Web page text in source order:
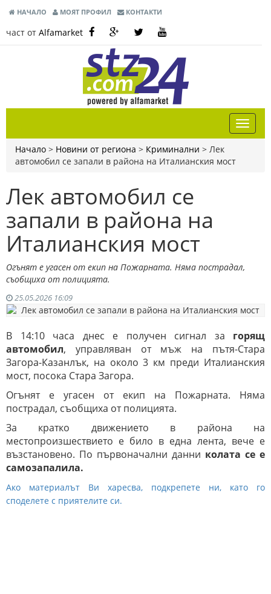
НАЧАЛО МОЯТ ПРОФИЛ КОНТАКТИ
част от Alfamarket
Начало > Новини от региона > Криминални > Лек
автомобил се запали в района на Италианския мост
Лек автомобил се
запали в района на
Италианския мост
Огънят е угасен от екип на Пожарната. Няма пострадал,
съобщиха от полицията.
25.05.2026 16:09
В 14:10 часа днес е получен сигнал за горящ
автомобил, управляван от мъж на пътя-Стара
Загора-Казанлък, на около 3 км преди Италианския
мост, посока Стара Загора.
Огънят е угасен от екип на Пожарната. Няма
пострадал, съобщиха от полицията.
За кратко движението в района на
местопроизшествието е било в една лента, вече е
възстановено. По първоначални данни колата се е
самозапалила.
Ако материалът Ви харесва, подкрепете ни, като го
споделете с приятелите си.